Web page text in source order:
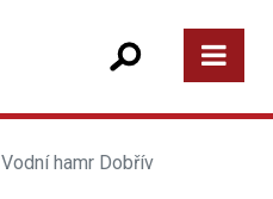
Vodní hamr Dobřív